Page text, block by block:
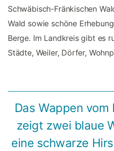
Schwäbisch-Fränkischen
Wald sowie schöne
Berge. Im Landkreis gibt es
Städte, Weiler, Dörfer,
Das Wappen
zeigt zwei blaue
eine schwarze